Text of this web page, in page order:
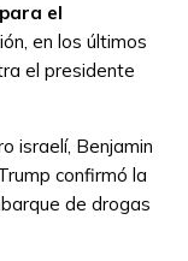
el
en los últimos
el presidente
israelí, Benjamin
confirmó la
de drogas